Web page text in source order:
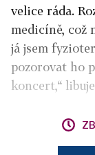
velice ráda.
medicíně, což
já jsem
pozorovat ho
koncert,“